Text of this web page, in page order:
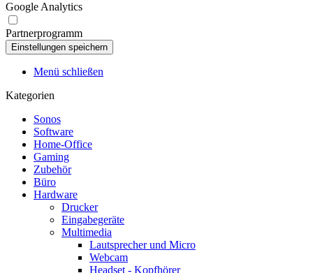
Google Analytics
Partnerprogramm
Menü schließen
Kategorien
Sonos
Software
Home-Office
Gaming
Zubehör
Büro
Hardware
Drucker
Eingabegeräte
Multimedia
Lautsprecher und Micro
Webcam
Headset - Kopfhörer